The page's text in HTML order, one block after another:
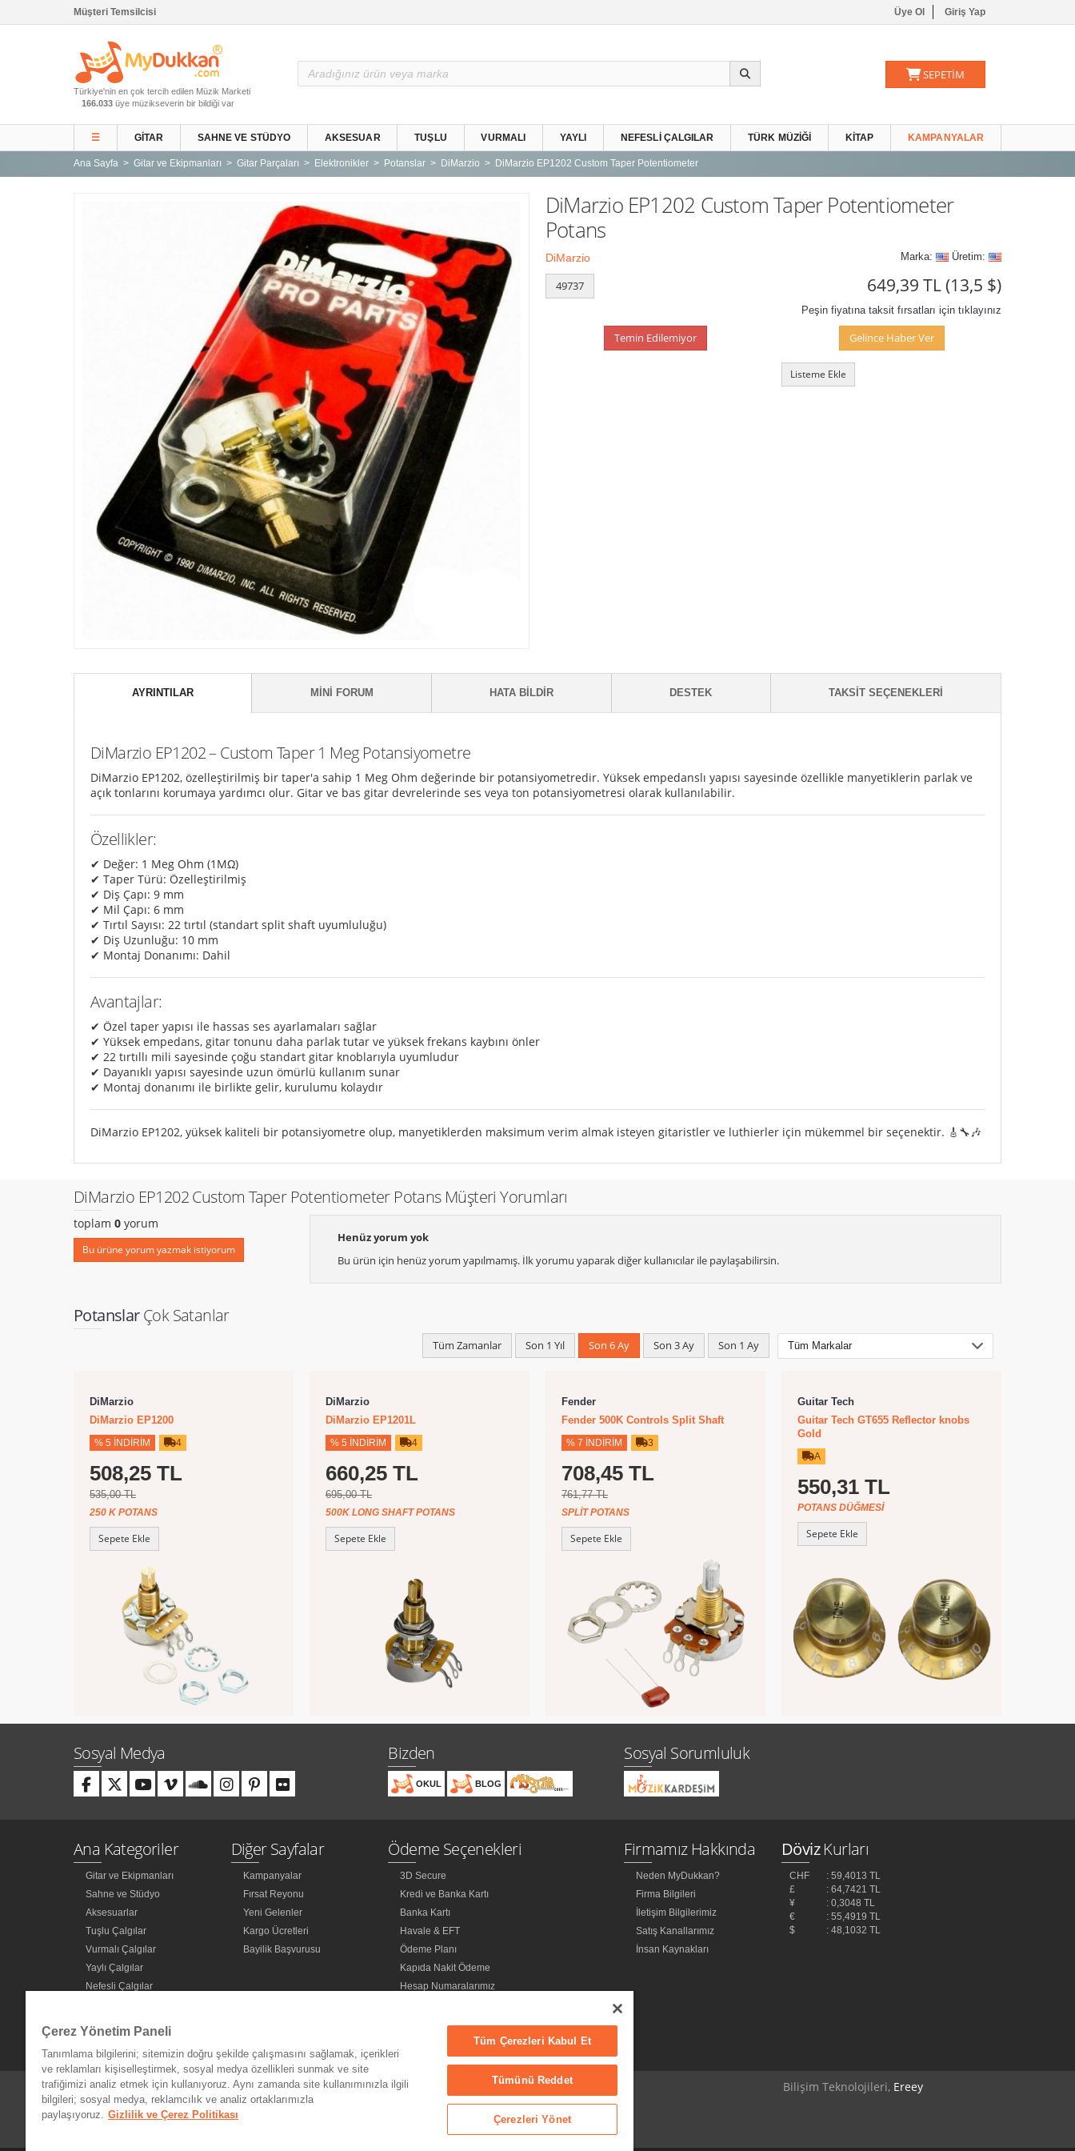
Müşteri Temsilcisi Üye Ol Giriş Yap
Gitar ve Ekipmanları
Sahne ve Stüdyo
Aksesuarlar
Türkiye'nin en çok tercih edilen Müzik Marketi
166.033 üye müzikseverin bir bildiği var
SEPETİM
☰ GITAR SAHNE VE STÜDYO AKSESUAR TUŞLU VURMALI YAYLI NEFESLI ÇALGILAR TÜRK MÜZIĞI KITAP KAMPANYALAR
Ana Sayfa Gitar ve Ekipmanları Gitar Parçaları Elektronikler Potanslar DiMarzio DiMarzio EP1202 Custom Taper Potentiometer
DiMarzio EP1202 Custom Taper Potentiometer
Potans
DiMarzio Marka: Üretim:
49737 649,39 TL(13,5 $)
Peşin fiyatına taksit fırsatları için tıklayınız
Temin Edilemiyor Gelince Haber Ver
Listeme Ekle
AYRINTILAR MINI FORUM HATA BILDIR DESTEK TAKSIT SEÇENEKLERI
DiMarzio EP1202 – Custom Taper 1 Meg Potansiyometre
DiMarzio EP1202, özelleştirilmiş bir taper'a sahip 1 Meg Ohm değerinde bir potansiyometredir. Yüksek empedanslı yapısı sayesinde özellikle manyetiklerin parlak ve
açık tonlarını korumaya yardımcı olur. Gitar ve bas gitar devrelerinde ses veya ton potansiyometresi olarak kullanılabilir.
Özellikler:
✔ Değer: 1 Meg Ohm (1MΩ)
✔ Taper Türü: Özelleştirilmiş
✔ Diş Çapı: 9 mm
✔ Mil Çapı: 6 mm
✔ Tırtıl Sayısı: 22 tırtıl (standart split shaft uyumluluğu)
✔ Diş Uzunluğu: 10 mm
✔ Montaj Donanımı: Dahil
Avantajlar:
✔ Özel taper yapısı ile hassas ses ayarlamaları sağlar
✔ Yüksek empedans, gitar tonunu daha parlak tutar ve yüksek frekans kaybını önler
✔ 22 tırtıllı mili sayesinde çoğu standart gitar knoblarıyla uyumludur
✔ Dayanıklı yapısı sayesinde uzun ömürlü kullanım sunar
✔ Montaj donanımı ile birlikte gelir, kurulumu kolaydır
DiMarzio EP1202, yüksek kaliteli bir potansiyometre olup, manyetiklerden maksimum verim almak isteyen gitaristler ve luthierler için mükemmel bir seçenektir. 🎸🔧🎶
DiMarzio EP1202 Custom Taper Potentiometer Potans Müşteri Yorumları
toplam 0 yorum
Bu ürüne yorum yazmak istiyorum
Henüz yorum yok
Bu ürün için henüz yorum yapılmamış. İlk yorumu yaparak diğer kullanıcılar ile paylaşabilirsin.
PotanslarÇok Satanlar
Tüm Zamanlar Son 1 Yıl Son 6 Ay Son 3 Ay Son 1 Ay
DiMarzio
DiMarzio EP1200
% 5 İNDIRIM 4
508,25 TL
535,00 TL
250 K POTANS
Sepete Ekle
DiMarzio
DiMarzio EP1201L
% 5 İNDIRIM 4
660,25 TL
695,00 TL
500K LONG SHAFT POTANS
Sepete Ekle
Fender
Fender 500K Controls Split Shaft
% 7 İNDIRIM 3
708,45 TL
761,77 TL
SPLIT POTANS
Sepete Ekle
Guitar Tech
Guitar Tech GT655 Reflector knobs
Gold
A
550,31 TL
POTANS DÜĞMESI
Sepete Ekle
Sosyal Medya Bizden
OKUL BLOG
Sosyal Sorumluluk
Ana Kategoriler
Gitar ve Ekipmanları
Sahne ve Stüdyo
Aksesuarlar
Tuşlu Çalgılar
Vurmalı Çalgılar
Yaylı Çalgılar
Nefesli Çalgılar
Diğer Sayfalar
Kampanyalar
Fırsat Reyonu
Yeni Gelenler
Kargo Ücretleri
Bayilik Başvurusu
Ödeme Seçenekleri
3D Secure
Kredi ve Banka Kartı
Banka Kartı
Havale & EFT
Ödeme Planı
Kapıda Nakit Ödeme
Hesap Numaralarımız
Firmamız Hakkında
Neden MyDukkan?
Firma Bilgileri
İletişim Bilgilerimiz
Satış Kanallarımız
İnsan Kaynakları
DövizKurları
CHF
: 59,4013 TL
£
: 64,7421 TL
¥
: 0,3048 TL
€
: 55,4919 TL
$
: 48,1032 TL
Bilişim Teknolojileri, Ereey
Çerez Yönetim Paneli
Tanımlama bilgilerini; sitemizin doğru şekilde çalışmasını sağlamak, içerikleri
ve reklamları kişiselleştirmek, sosyal medya özellikleri sunmak ve site
trafiğimizi analiz etmek için kullanıyoruz. Aynı zamanda site kullanımınızla ilgili
bilgileri; sosyal medya, reklamcılık ve analiz ortaklarımızla
paylaşıyoruz. Gizlilik ve Çerez Politikası
Tüm Çerezleri Kabul Et
Tümünü Reddet
Çerezleri Yönet